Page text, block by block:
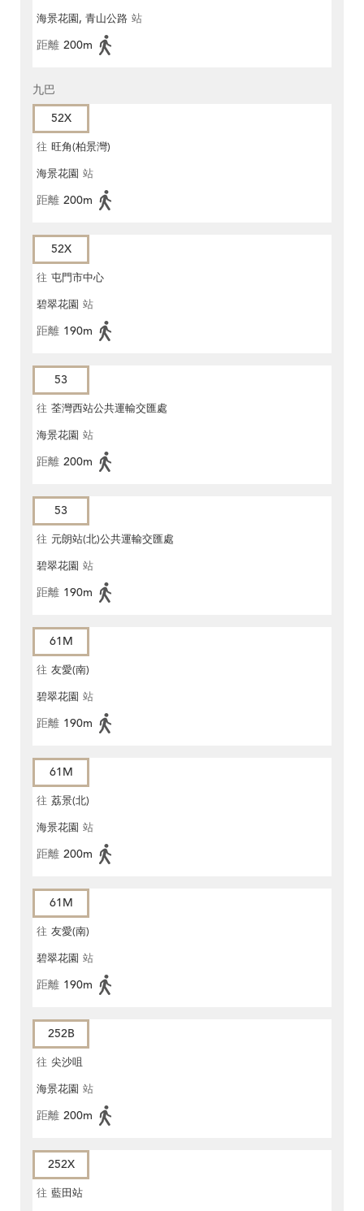
海景花園, 青山公路 站
距離 200m
九巴
52X
往 旺角(柏景灣)
海景花園 站
距離 200m
52X
往 屯門市中心
碧翠花園 站
距離 190m
53
往 荃灣西站公共運輸交匯處
海景花園 站
距離 200m
53
往 元朗站(北)公共運輸交匯處
碧翠花園 站
距離 190m
61M
往 友愛(南)
碧翠花園 站
距離 190m
61M
往 荔景(北)
海景花園 站
距離 200m
61M
往 友愛(南)
碧翠花園 站
距離 190m
252B
往 尖沙咀
海景花園 站
距離 200m
252X
往 藍田站